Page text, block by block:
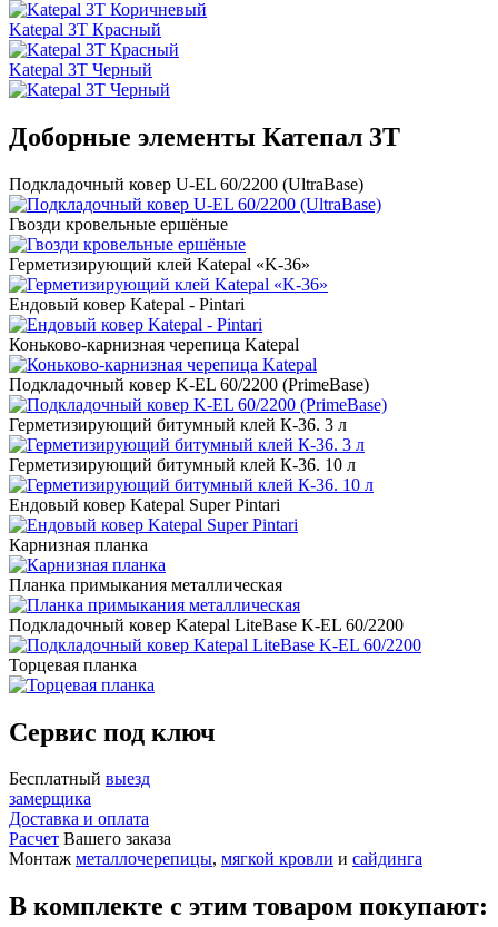
Katepal 3T Красный
Katepal 3T Черный
Доборные элементы Катепал 3Т
Подкладочный ковер U-EL 60/2200 (UltraBase)
Гвозди кровельные ершёные
Герметизирующий клей Katepal «K-36»
Ендовый ковер Katepal - Pintari
Коньково-карнизная черепица Katepal
Подкладочный ковер K-EL 60/2200 (PrimeBase)
Герметизирующий битумный клей К-36. 3 л
Герметизирующий битумный клей К-36. 10 л
Ендовый ковер Katepal Super Pintari
Карнизная планка
Планка примыкания металлическая
Подкладочный ковер Katepal LiteBase K-EL 60/2200
Торцевая планка
Сервис под ключ
Бесплатный выезд
замерщика
Доставка и оплата
Расчет Вашего заказа
Монтаж металлочерепицы, мягкой кровли и сайдинга
В комплекте с этим товаром покупают: